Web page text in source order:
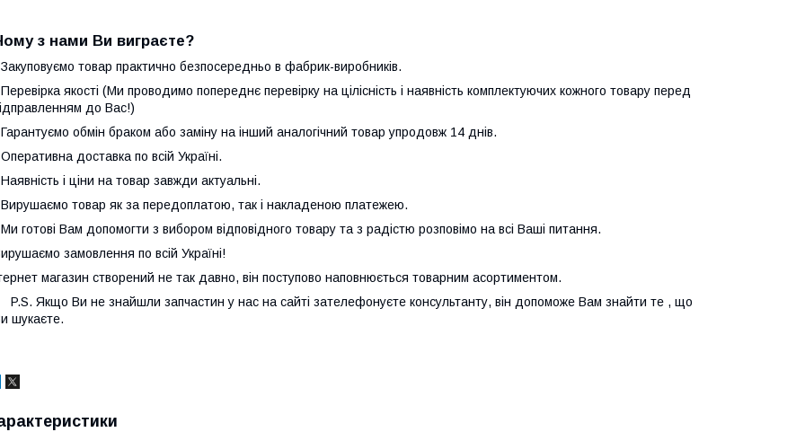
з нами Ви виграєте?
Закуповуємо товар практично безпосередньо в фабрик-виробників.
Перевірка якості (Ми проводимо попереднє перевірку на цілісність і наявність комплектуючих кожного товару перед
до Вас!)
Гарантуємо обмін браком або заміну на інший аналогічний товар упродовж 14 днів.
Оперативна доставка по всій Україні.
Наявність і ціни на товар завжди актуальні.
Вирушаємо товар як за передоплатою, так і накладеною платежею.
Ми готові Вам допомогти з вибором відповідного товару та з радістю розповімо на всі Ваші питання.
замовлення по всій Україні!
магазин створений не так давно, він поступово наповнюється товарним асортиментом.
P.S. Якщо Ви не знайшли запчастин у нас на сайті зателефонуєте консультанту, він допоможе Вам знайти те , що
шукаєте.